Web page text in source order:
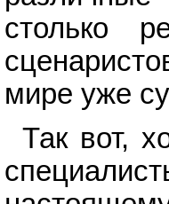
столько
мире уже
Так вот,